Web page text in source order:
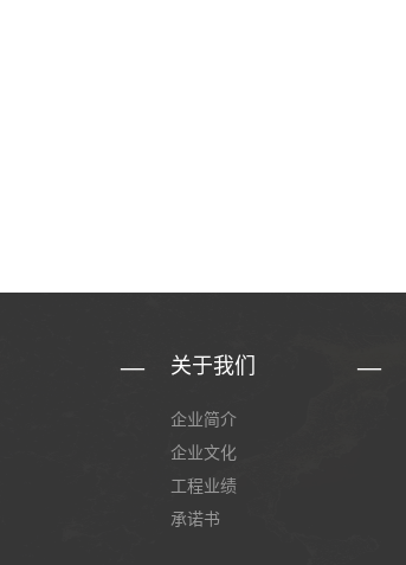
关于我们
企业简介
企业文化
工程业绩
承诺书